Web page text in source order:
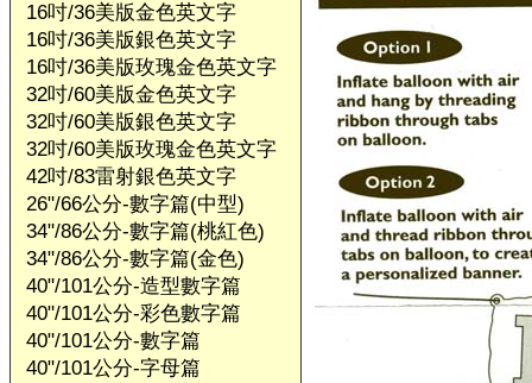
16吋/36美版金色英文字
16吋/36美版銀色英文字
16吋/36美版玫瑰金色英文字
32吋/60美版金色英文字
32吋/60美版銀色英文字
32吋/60美版玫瑰金色英文字
42吋/83雷射銀色英文字
26"/66公分-數字篇(中型)
34"/86公分-數字篇(桃紅色)
34"/86公分-數字篇(金色)
40"/101公分-造型數字篇
40"/101公分-彩色數字篇
40"/101公分-數字篇
40"/101公分-字母篇